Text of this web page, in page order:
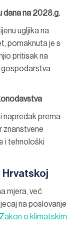
dana na 2028.g.
ugljika na
pomaknuta je s
pritisak na
gospodarstva
napredak prema
znanstvene
i tehnološki
Hrvatskoj
mjera, već
na poslovanje
Zakon o klimatskim